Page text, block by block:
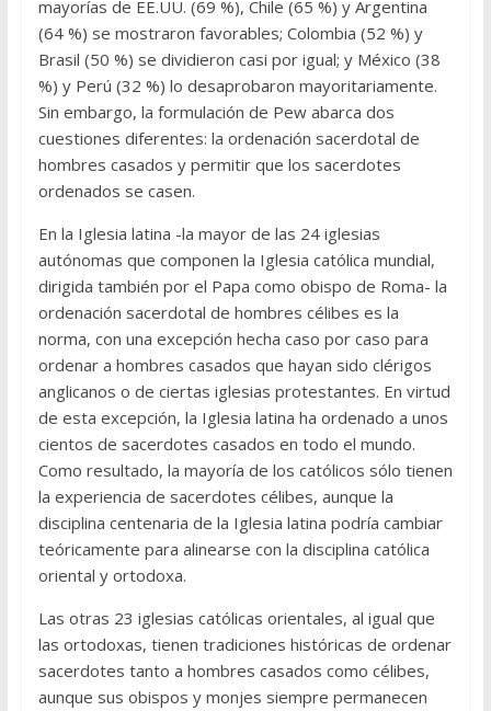
mayorías de EE.UU. (69 %), Chile (65 %) y Argentina
(64 %) se mostraron favorables; Colombia (52 %) y
Brasil (50 %) se dividieron casi por igual; y México (38
%) y Perú (32 %) lo desaprobaron mayoritariamente.
Sin embargo, la formulación de Pew abarca dos
cuestiones diferentes: la ordenación sacerdotal de
hombres casados y permitir que los sacerdotes
ordenados se casen.
En la Iglesia latina -la mayor de las 24 iglesias
autónomas que componen la Iglesia católica mundial,
dirigida también por el Papa como obispo de Roma- la
ordenación sacerdotal de hombres célibes es la
norma, con una excepción hecha caso por caso para
ordenar a hombres casados que hayan sido clérigos
anglicanos o de ciertas iglesias protestantes. En virtud
de esta excepción, la Iglesia latina ha ordenado a unos
cientos de sacerdotes casados en todo el mundo.
Como resultado, la mayoría de los católicos sólo tienen
la experiencia de sacerdotes célibes, aunque la
disciplina centenaria de la Iglesia latina podría cambiar
teóricamente para alinearse con la disciplina católica
oriental y ortodoxa.
Las otras 23 iglesias católicas orientales, al igual que
las ortodoxas, tienen tradiciones históricas de ordenar
sacerdotes tanto a hombres casados como célibes,
aunque sus obispos y monjes siempre permanecen